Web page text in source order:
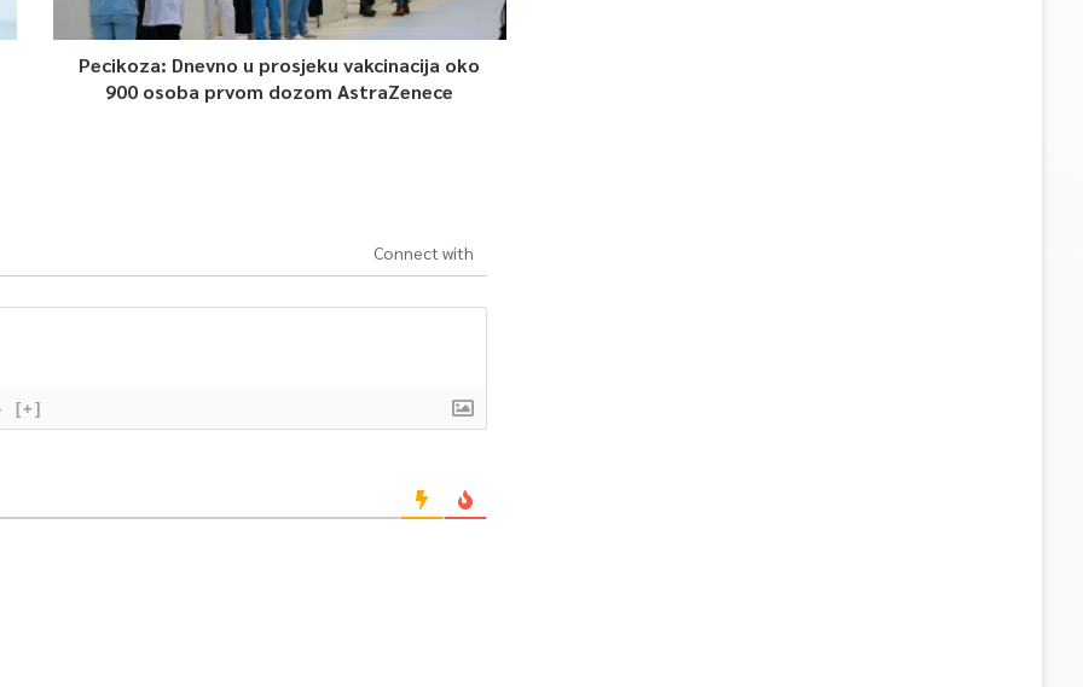
Pecikoza: Dnevno u prosjeku vakcinacija oko
900 osoba prvom dozom AstraZenece
Connect with
[+]